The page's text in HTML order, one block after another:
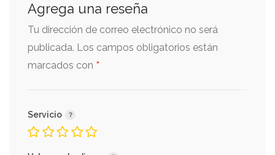
Agrega una reseña
Tu dirección de correo electrónico no será
publicada. Los campos obligatorios están
marcados con *
Servicio